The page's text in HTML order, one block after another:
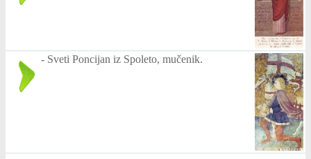
- Sveti Poncijan iz Spoleto, mučenik.